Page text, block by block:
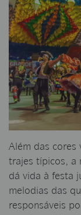
Além das cores
trajes típicos, a
dá vida à festa
melodias das
responsáveis